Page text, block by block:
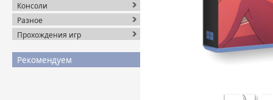
Консоли
Разное
Прохождения игр
Рекомендуем